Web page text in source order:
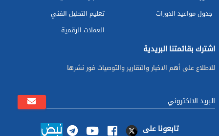
جدول مواعيد الدورات
تعليم التحليل الفني
العملات الرقمية
اشترك بقائمتنا البريدية
للاطلاع على أهم الاخبار والتقارير والتوصيات فور نشرها
تابعونا على